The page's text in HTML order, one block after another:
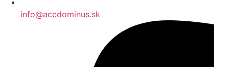
info@accdominus.sk